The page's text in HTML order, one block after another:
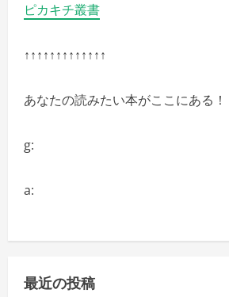
ピカキチ叢書
↑↑↑↑↑↑↑↑↑↑↑↑↑
あなたの読みたい本がここにある！
g:
a:
最近の投稿